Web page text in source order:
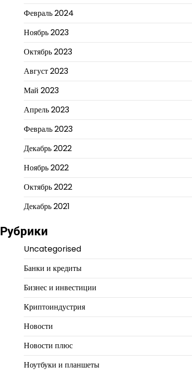
Февраль 2024
Ноябрь 2023
Октябрь 2023
Август 2023
Май 2023
Апрель 2023
Февраль 2023
Декабрь 2022
Ноябрь 2022
Октябрь 2022
Декабрь 2021
Рубрики
Uncategorised
Банки и кредиты
Бизнес и инвестиции
Криптоиндустрия
Новости
Новости плюс
Ноутбуки и планшеты